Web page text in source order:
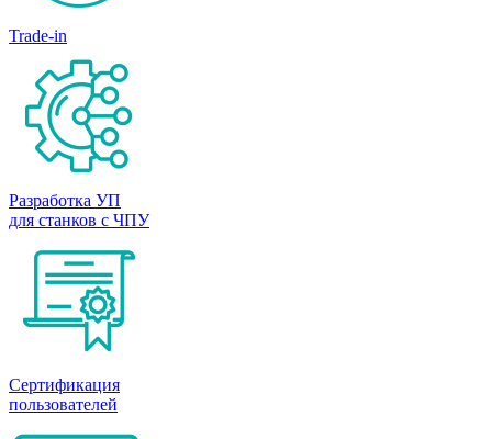
Trade-in
Разработка УП
для станков с ЧПУ
Сертификация
пользователей